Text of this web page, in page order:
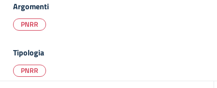
Argomenti
PNRR
Tipologia
PNRR